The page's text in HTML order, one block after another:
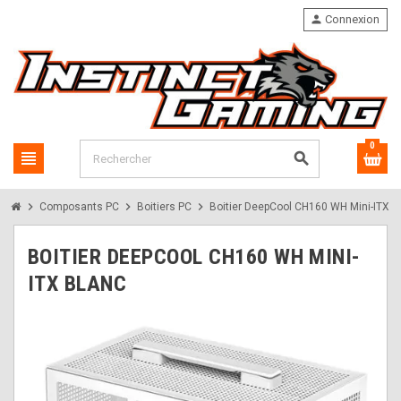
view_headline search
person Connexion
0
chevron_right Composants PC chevron_right Boitiers PC chevron_right Boitier DeepCool CH160 WH Mini-ITX
BOITIER DEEPCOOL CH160 WH MINI-
ITX BLANC